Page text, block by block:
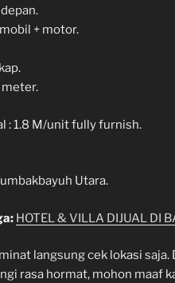
+ motor.
meter.
: 1.8 M/unit fully furnish.
Utara.
HOTEL & VILLA DIJUAL DI
langsung cek lokasi saja.
rasa hormat, mohon maaf